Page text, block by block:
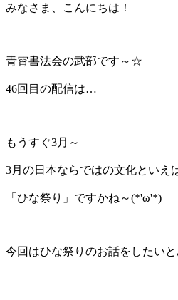
みなさま、こんにちは！
青霄書法会の武部です～☆
46回目の配信は…
もうすぐ3月～
3月の日本ならではの文化といえ
「ひな祭り」ですかね～(*'ω'*)
今回はひな祭りのお話をしたい